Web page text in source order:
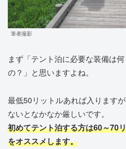
筆者撮影
まず「テント泊に必要な装備は
の？」と思いますよね。
最低50リットルあれば入ります
ないとなかなか厳しいです。
初めてテント泊する方は60～70
をオススメします。